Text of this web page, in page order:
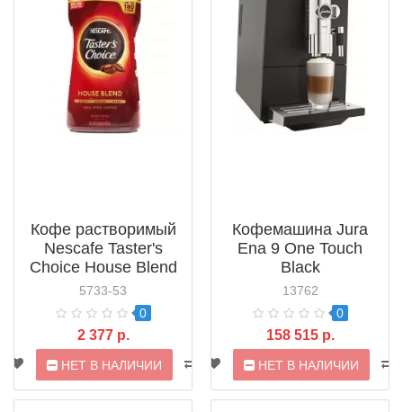
Кофе растворимый
Nescafe Taster's
Choice House Blend
5733-53
0
2 377 р.
НЕТ В НАЛИЧИИ
Кофемашина Jura
Ena 9 One Touch
Black
13762
0
158 515 р.
НЕТ В НАЛИЧИИ